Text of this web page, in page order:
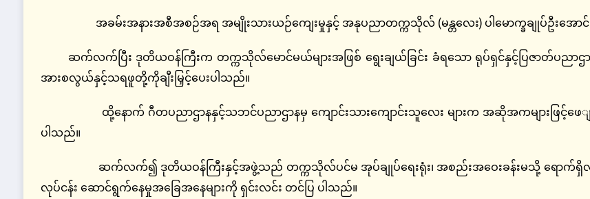
အခမ်းအနားအစီအစဉ်အရ အမျိုးသားယဉ်ကျေးမှုနှင့် အနုပညာတက္ကသိုလ် (မန္တလေး) ပါမောက္ခချုပ်ဦးအော
ဆက်လက်ပြီး ဒုတိယဝန်ကြီးက တက္ကသိုလ်မောင်မယ်များအဖြစ် ရွေးချယ်ခြင်း ခံရသော ရုပ်ရှင်နှင့်ပြဇာတ်ပ
အားစလွယ်နှင့်သရဖူတို့ကိုချီးမြှင့်ပေးပါသည်။
ထို့နောက် ဂီတပညာဌာနနှင့်သဘင်ပညာဌာနမှ ကျောင်းသားကျောင်းသူလေး များက အဆိုအကများဖြင့်ဖေျ
ပါသည်။
ဆက်လက်၍ ဒုတိယဝန်ကြီးနှင့်အဖွဲ့သည် တက္ကသိုလ်ပင်မ အုပ်ချုပ်ရေးရုံး၊ အစည်းအဝေးခန်းမသို့ ရောက်ရှိလ
လုပ်ငန်း ဆောင်ရွက်နေမှုအခြေအနေများကို ရှင်းလင်း တင်ပြ ပါသည်။